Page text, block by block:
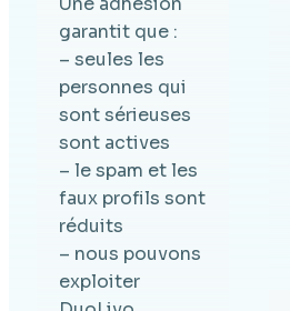
garantit que :
– seules les
personnes qui
sont sérieuses
sont actives
– le spam et les
faux profils sont
réduits
– nous pouvons
exploiter